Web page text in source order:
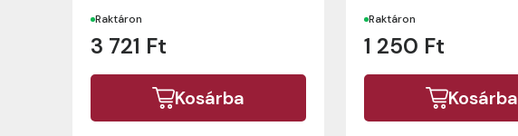
Raktáron
3 721 Ft
Kosárba
Raktáron
1 250 Ft
Kosárba